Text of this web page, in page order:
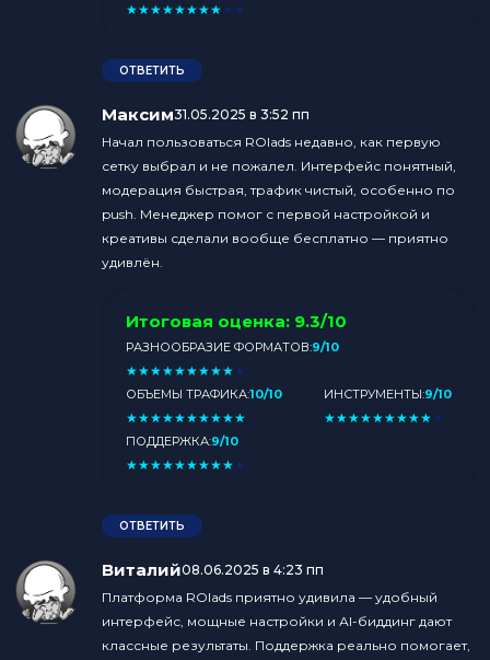
★★★★★★★★ ★ ★
ОТВЕТИТЬ
Максим:31.05.2025 в 3:52 пп
Начал пользоваться ROIads недавно, как первую
сетку выбрал и не пожалел. Интерфейс понятный,
модерация быстрая, трафик чистый, особенно по
push. Менеджер помог с первой настройкой и
креативы сделали вообще бесплатно — приятно
удивлён.
РАЗНООБРАЗИЕ ФОРМАТОВ:9/10
★★★★★★★★★ ★
ОБЪЕМЫ ТРАФИКА:10/10
★★★★★★★★★★
ИНСТРУМЕНТЫ:9/10
★★★★★★★★★ ★
ПОДДЕРЖКА:9/10
★★★★★★★★★ ★
Итоговая оценка: 9.3/10
ОТВЕТИТЬ
Виталий:08.06.2025 в 4:23 пп
Платформа ROIads приятно удивила — удобный
интерфейс, мощные настройки и АI-биддинг дают
классные результаты. Поддержка реально помогает,